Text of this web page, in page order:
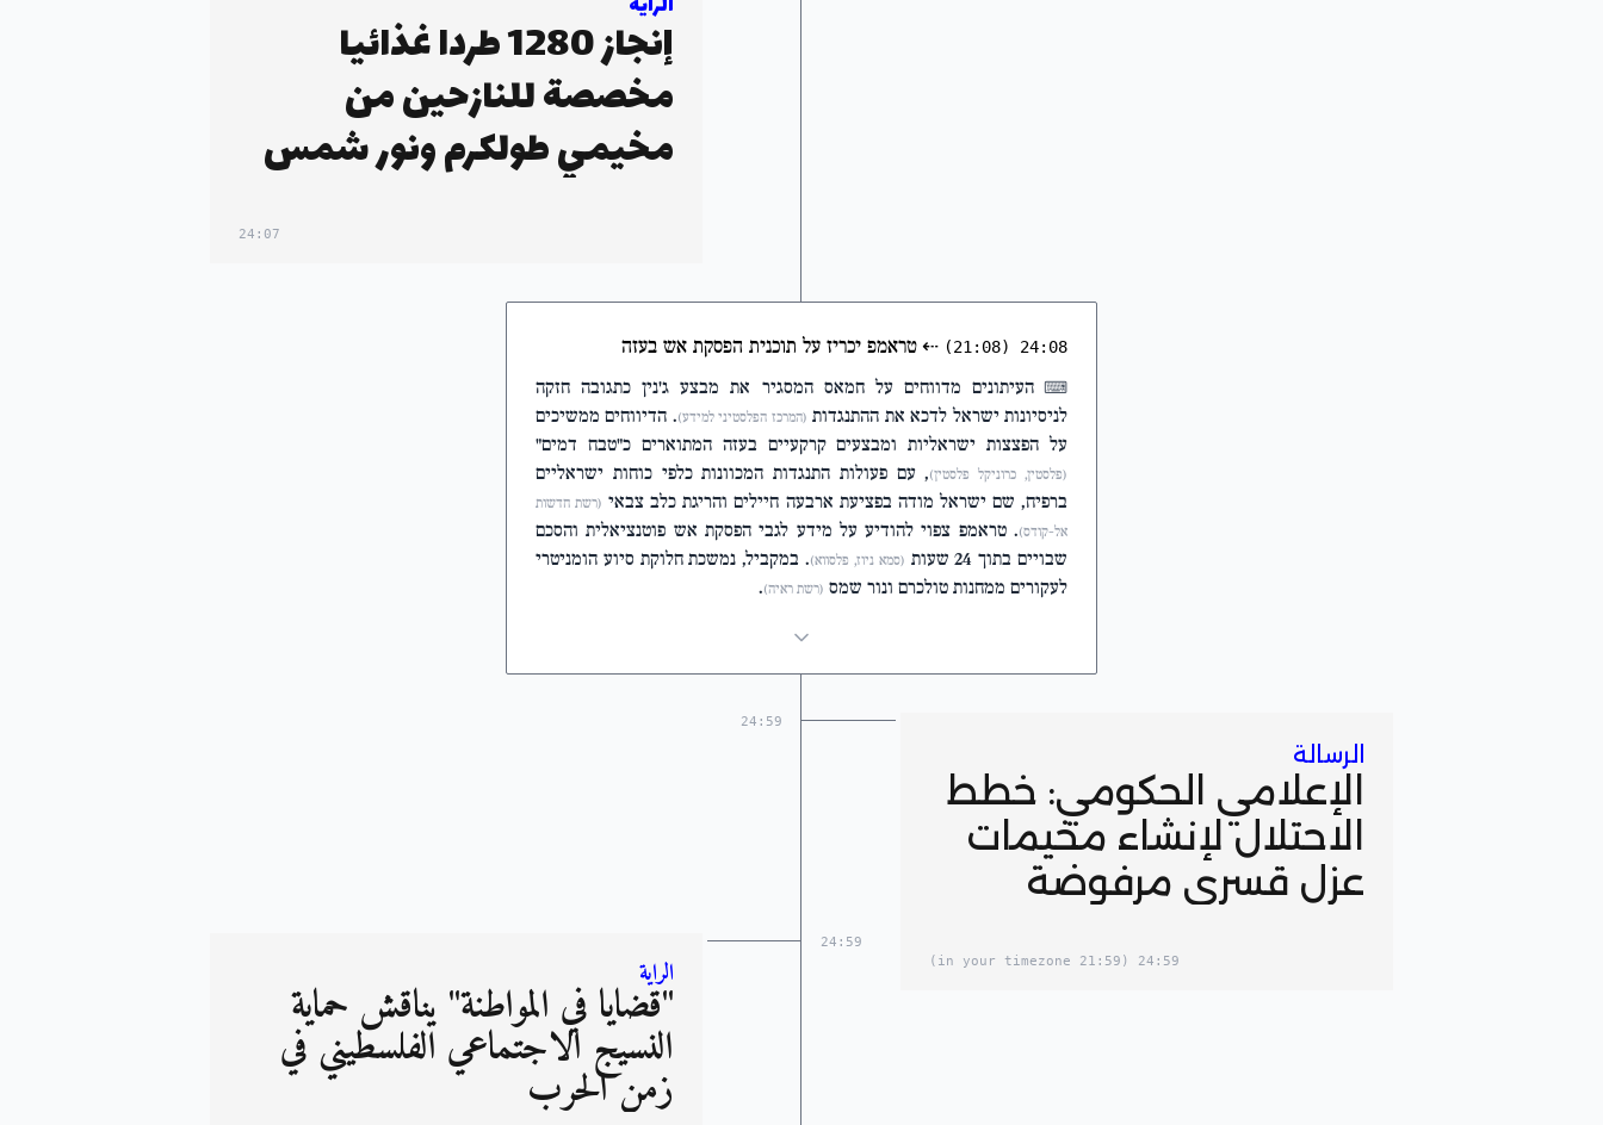
إنجاز 1280 طردا غذائيا
مخصصة للنازحين من
مخيمي طولكرم ونور شمس
24:07
24:08
(21:08)
⇠טראמפ יכריז על תוכנית הפסקת אש בעזה
⌨ העיתונים מדווחים על חמאס המסגיר את מבצע ג'נין כתגובה חזקה
לניסיונות ישראל לדכא את ההתנגדות (המרכז הפלסטיני למידע). הדיווחים ממשיכים
על הפצצות ישראליות ומבצעים קרקעיים בעזה המתוארים כ"טבח דמים"
(פלסטין, כרוניקל פלסטין), עם פעולות התנגדות המכוונות כלפי כוחות ישראליים
ברפיח, שם ישראל מודה בפציעת ארבעה חיילים והריגת כלב צבאי (רשת חדשות
אל-קודס). טראמפ צפוי להודיע על מידע לגבי הפסקת אש פוטנציאלית והסכם
שבויים בתוך 24 שעות
(סמא ניוז, פלסווא). במקביל, נמשכת חלוקת סיוע הומניטרי
לעקורים ממחנות טולכרם ונור שמס (רשת ראיה).
24:59
الرسالة
الإعلامي الحكومي: خطط
الاحتلال لإنشاء مخيمات
عزل قسري مرفوضة
24:59
(21:59 in your timezone)
24:59
الراية
"قضايا في المواطنة" يناقش حماية
النسيج الاجتماعي الفلسطيني في
زمن الحرب